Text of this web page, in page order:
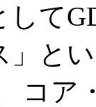
して
」と
コ